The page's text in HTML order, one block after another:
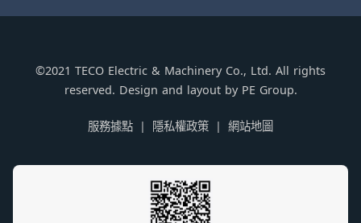
©2021 TECO Electric & Machinery Co., Ltd. All rights
reserved. Design and layout by PE Group.
服務據點 隱私權政策 網站地圖